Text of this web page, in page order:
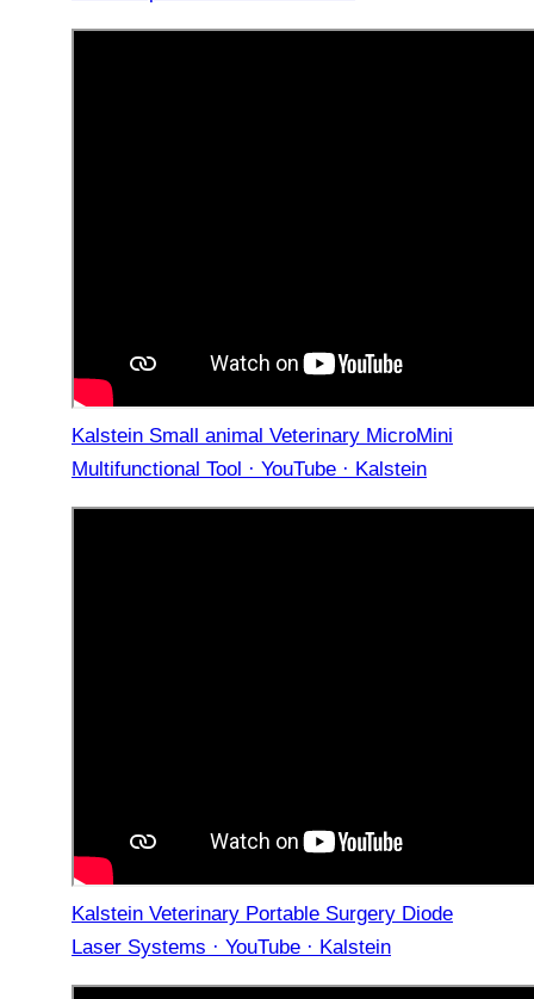
Kalstein Small animal Veterinary MicroMini
Multifunctional Tool · YouTube · Kalstein
Kalstein Veterinary Portable Surgery Diode
Laser Systems · YouTube · Kalstein